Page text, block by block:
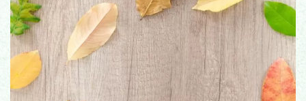
医師紹介
はじめての方へ
ご予約はこちらから